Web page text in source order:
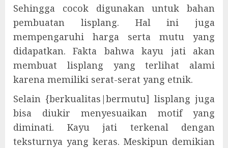
Sehingga cocok digunakan untuk bahan
pembuatan lisplang. Hal ini juga
mempengaruhi harga serta mutu yang
didapatkan. Fakta bahwa kayu jati akan
membuat lisplang yang terlihat alami
karena memiliki serat-serat yang etnik.
Selain {berkualitas|bermutu] lisplang juga
bisa diukir menyesuaikan motif yang
diminati. Kayu jati terkenal dengan
teksturnya yang keras. Meskipun demikian